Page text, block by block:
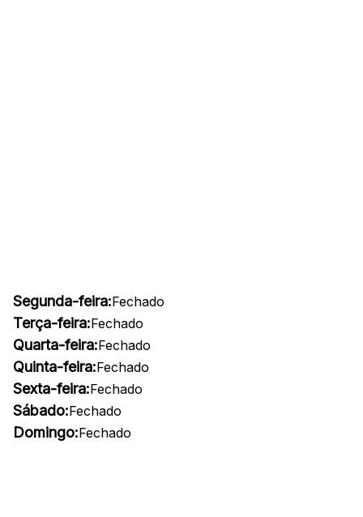
Segunda-feira:Fechado
Terça-feira:Fechado
Quarta-feira:Fechado
Quinta-feira:Fechado
Sexta-feira:Fechado
Sábado:Fechado
Domingo:Fechado